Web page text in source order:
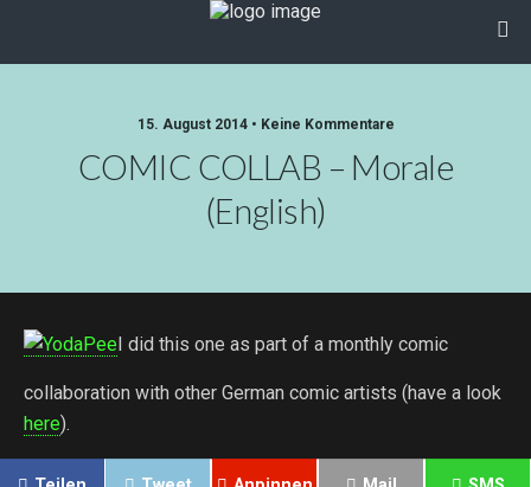
15. August 2014 • Keine Kommentare
COMIC COLLAB – Morale
(English)
I did this one as part of a monthly comic
collaboration with other German comic artists (have a look
here).